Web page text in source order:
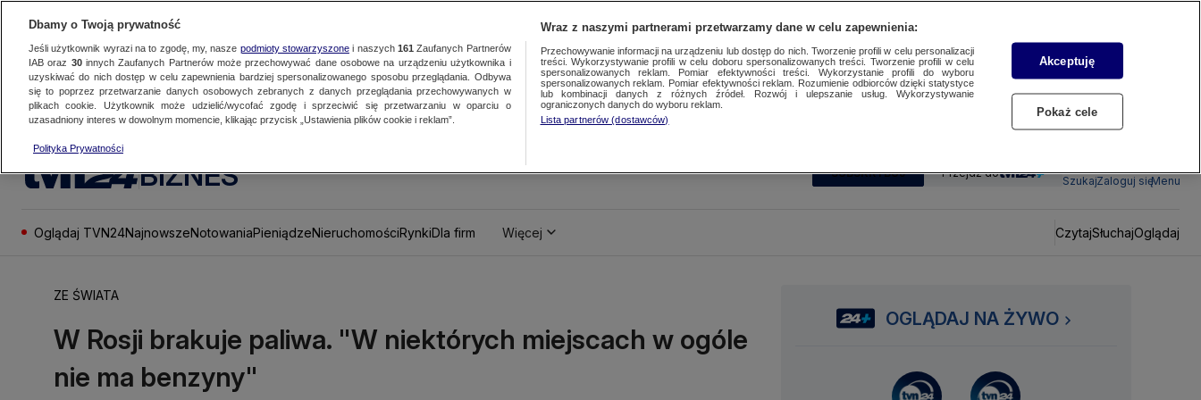
BIZNES SUBSKRYBUJ Przejdź do
SzukajZaloguj sięMenu
Oglądaj TVN24NajnowszeNotowaniaPieniądzeNieruchomościRynkiDla firm Więcej CzytajSłuchajOglądaj
ZE ŚWIATA
W Rosji brakuje paliwa. "W niektórych miejscach w ogóle
nie ma benzyny"
OGLĄDAJ NA ŻYWO
Dbamy o Twoją prywatność
Jeśli użytkownik wyrazi na to zgodę, my, nasze podmioty stowarzyszonei naszych 161 Zaufanych Partnerów
IAB oraz 30innych Zaufanych Partnerów może przechowywać dane osobowe na urządzeniu użytkownika i
uzyskiwać do nich dostęp w celu zapewnienia bardziej spersonalizowanego sposobu przeglądania. Odbywa
się to poprzez przetwarzanie danych osobowych zebranych z danych przeglądania przechowywanych w
plikach cookie. Użytkownik może udzielić/wycofać zgodę i sprzeciwić się przetwarzaniu w oparciu o
uzasadniony interes w dowolnym momencie, klikając przycisk „Ustawienia plików cookie i reklam”.
Polityka Prywatności
Wraz z naszymi partnerami przetwarzamy dane w celu zapewnienia:
Przechowywanie informacji na urządzeniu lub dostęp do nich. Tworzenie profili w celu personalizacji
treści. Wykorzystywanie profili w celu doboru spersonalizowanych treści. Tworzenie profili w celu
spersonalizowanych reklam. Pomiar efektywności treści. Wykorzystanie profili do wyboru
spersonalizowanych reklam. Pomiar efektywności reklam. Rozumienie odbiorców dzięki statystyce
lub kombinacji danych z różnych źródeł. Rozwój i ulepszanie usług. Wykorzystywanie
ograniczonych danych do wyboru reklam.
Lista partnerów (dostawców)
Akceptuję
Pokaż cele